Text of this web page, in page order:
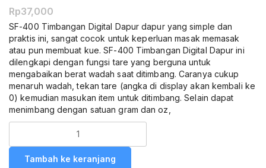
Rp37,000
SF-400 Timbangan Digital Dapur dapur yang simple dan
praktis ini, sangat cocok untuk keperluan masak memasak
atau pun membuat kue. SF-400 Timbangan Digital Dapur ini
dilengkapi dengan fungsi tare yang berguna untuk
mengabaikan berat wadah saat ditimbang. Caranya cukup
menaruh wadah, tekan tare (angka di display akan kembali ke
0) kemudian masukan item untuk ditimbang. Selain dapat
menimbang dengan satuan gram dan oz,
Dapur
DigitalTambah ke keranjang